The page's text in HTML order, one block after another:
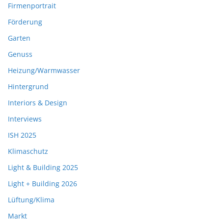
Firmenportrait
Förderung
Garten
Genuss
Heizung/Warmwasser
Hintergrund
Interiors & Design
Interviews
ISH 2025
Klimaschutz
Light & Building 2025
Light + Building 2026
Lüftung/Klima
Markt